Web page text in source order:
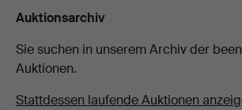
Auktionsarchiv
Sie suchen in unserem Archiv der
Auktionen.
Stattdessen laufende Auktionen